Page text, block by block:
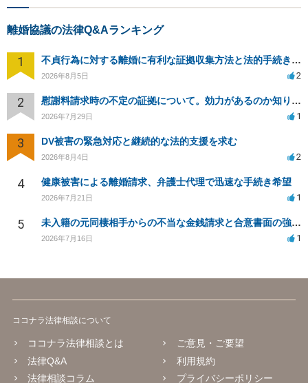
離婚協議の法律Q&Aランキング
1 不貞行為に対する離婚に有利な証拠収集方法と法的手続きについて
2026年8月5日 2
2 慰謝料請求時の不定の証拠について。効力があるのか知りたい。
2026年7月29日 1
3 DV被害の緊急対応と継続的な法的支援を求む
2026年8月4日 2
4 健康被害による離婚請求、弁護士代理で迅速な手続き希望
2026年7月21日 1
5 未入籍の元同棲相手からの不当な金銭請求と合意書面の強要について
2026年7月16日 1
ココナラ法律相談について
ココナラ法律相談とは
法律Q&A
法律相談コラム
ご意見・ご要望
利用規約
プライバシーポリシー